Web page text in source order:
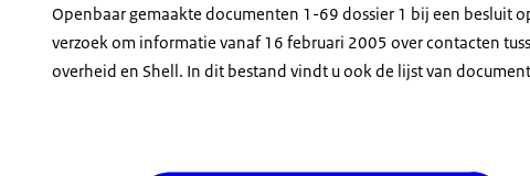
Openbaar gemaakte documenten 1-69 dossier 1 bij een besluit
verzoek om informatie vanaf 16 februari 2005 over contacten
overheid en Shell. In dit bestand vindt u ook de lijst van